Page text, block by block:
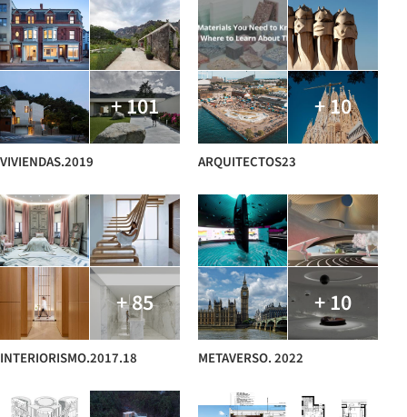
+ 101
VIVIENDAS.2019
+ 10
ARQUITECTOS23
+ 85
INTERIORISMO.2017.18
+ 10
METAVERSO. 2022